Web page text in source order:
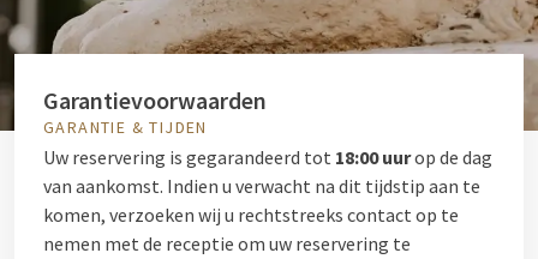
Garantievoorwaarden
GARANTIE & TIJDEN
Uw reservering is gegarandeerd tot 18:00 uurop de dag
van aankomst. Indien u verwacht na dit tijdstip aan te
komen, verzoeken wij u rechtstreeks contact op te
nemen met de receptie om uw reservering te